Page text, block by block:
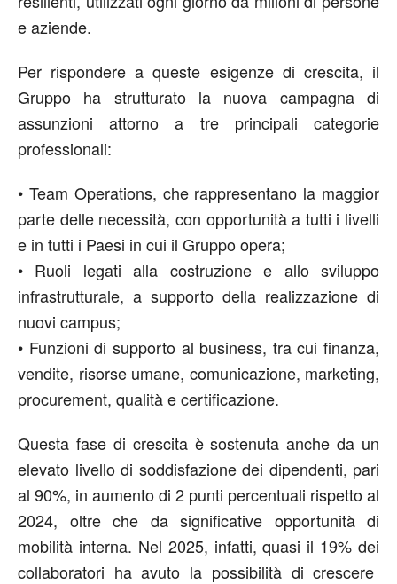
e aziende.
Per rispondere a queste esigenze di crescita, il
Gruppo ha strutturatola nuova campagnadi
assunzioni attorno a tre principali categorie
professionali:
• Team Operations, che rappresentano la maggior
parte dellenecessità, con opportunità a tutti i livelli
e in tutti i Paesi in cui il Gruppo opera;
• Ruoli legati alla costruzionee allo sviluppo
infrastrutturale, a supporto della realizzazione di
nuovi campus;
• Funzioni di supporto al business, tra cui finanza,
vendite, risorse umane, comunicazione, marketing,
procurement, qualità e certificazione.
Questa fase di crescita è sostenutaanche da un
elevato livellodi soddisfazione dei dipendenti, pari
al 90%, in aumento di 2 punti percentuali rispetto al
2024, oltre che da significative opportunità di
mobilità interna. Nel 2025, infatti,quasi il 19% dei
collaboratori ha avuto la possibilità dicrescere